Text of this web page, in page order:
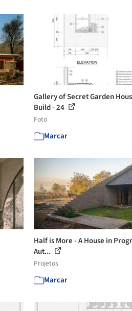
Gallery of Secret Garden
Build - 24
Foto
Marcar
Half is More - A House in
Aut...
Projetos
Marcar